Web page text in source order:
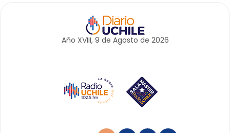
Año XVIII, 9 de Agosto de 2026